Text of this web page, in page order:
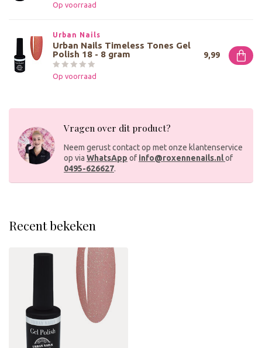
Op voorraad
Urban Nails
Urban Nails Timeless Tones Gel
Polish 18 - 8 gram
Op voorraad
9,99
Vragen over dit product?
Neem gerust contact op met onze klantenservice
op via WhatsApp of info@roxennenails.nlof
0495-626627.
Recent bekeken